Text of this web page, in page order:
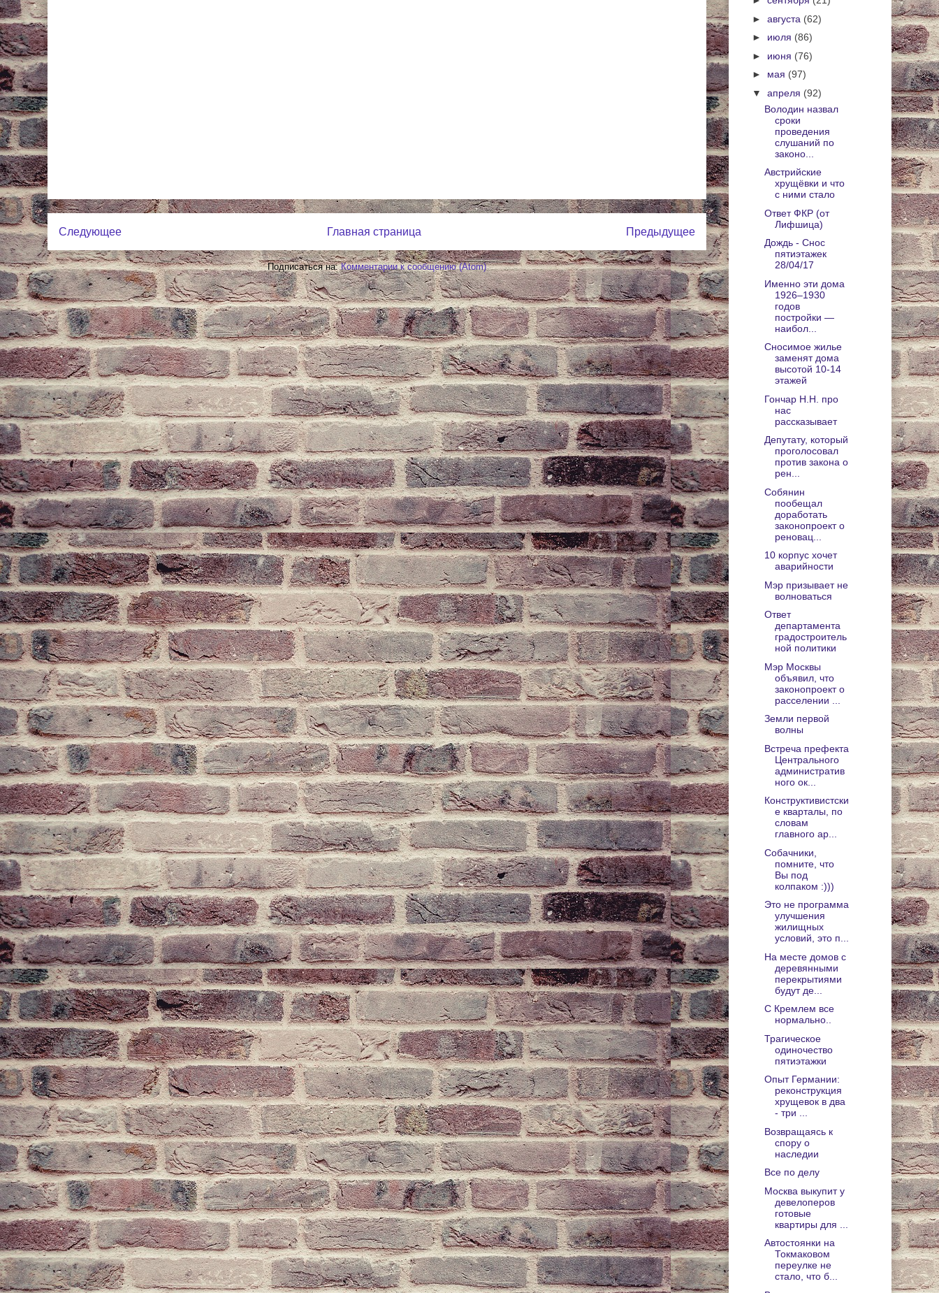
Следующее Предыдущее
Главная страница
Подписаться на:Комментарии к сообщению (Atom)
► августа (62)
► июля (86)
► июня (76)
► мая (97)
▼ апреля (92)
Володин назвал
сроки
проведения
слушаний по
законо...
Австрийские
хрущёвки и что
с ними стало
Ответ ФКР (от
Лифшица)
Дождь - Снос
пятиэтажек
28/04/17
Именно эти дома
1926–1930
годов
постройки —
наибол...
Сносимое жилье
заменят дома
высотой 10-14
этажей
Гончар Н.Н. про
нас
рассказывает
Депутату, который
проголосовал
против закона о
рен...
Собянин
пообещал
доработать
законопроект о
реновац...
10 корпус хочет
аварийности
Мэр призывает не
волноваться
Ответ
департамента
градостроитель
ной политики
Мэр Москвы
объявил, что
законопроект о
расселении ...
Земли первой
волны
Встреча префекта
Центрального
административ
ного ок...
Конструктивистски
е кварталы, по
словам
главного ар...
Собачники,
помните, что
Вы под
колпаком :)))
Это не программа
улучшения
жилищных
условий, это п...
На месте домов с
деревянными
перекрытиями
будут де...
С Кремлем все
нормально..
Трагическое
одиночество
пятиэтажки
Опыт Германии:
реконструкция
хрущевок в два
- три ...
Возвращаясь к
спору о
наследии
Все по делу
Москва выкупит у
девелоперов
готовые
квартиры для ...
Автостоянки на
Токмаковом
переулке не
стало, что б...